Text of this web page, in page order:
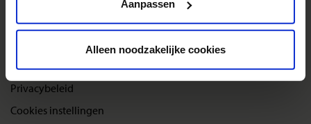
Aanpassen
Alleen noodzakelijke cookies
Bel, mail of chat met ons
Privacybeleid
Cookies instellingen